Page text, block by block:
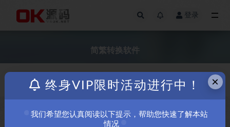
登录
简繁转换软件
价格 发布日期 ×
终身VIP限时活动进行中！
我们希望您认真阅读以下提示，帮助您快速了解本站
情况